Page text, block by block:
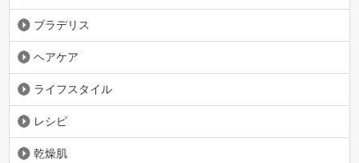
ブラデリス
ヘアケア
ライフスタイル
レシピ
乾燥肌